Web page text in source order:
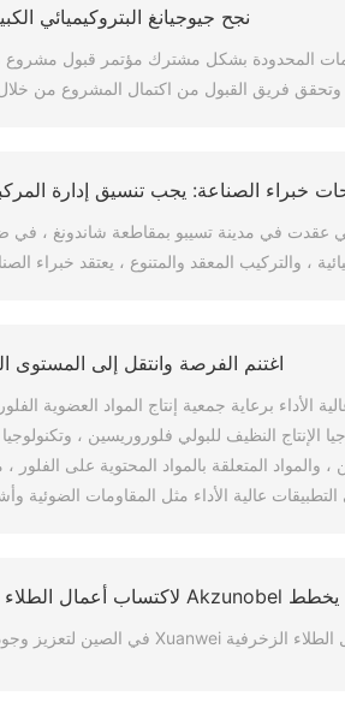
نجح جيوجيانغ البتروكيميائي
المحدودة بشكل مشترك مؤتمر قبول مشروع
وتحقق فريق القبول من اكتمال المشروع من
خبراء الصناعة: يجب تنسيق إدارة
عقدت في مدينة تسيبو بمقاطعة شاندونغ ، في
، والتركيب المعقد والمتنوع ، يعتقد خبراء
اغتنم الفرصة وانتقل إلى
الإنتاج النظيف للبولي فلوروريسين ،
والمواد المتعلقة بالمواد المحتوية على الفلور
عالية الأداء مثل المقاومات الضوئية
يخطط Akzunobel لاكتساب أعمال الطلاء الزخرفية الصينية Xuanwei